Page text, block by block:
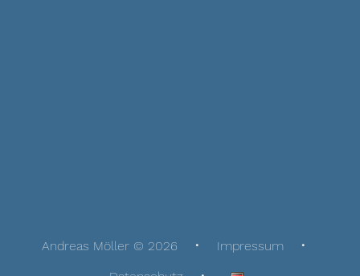
Andreas Möller © 2026
Impressum